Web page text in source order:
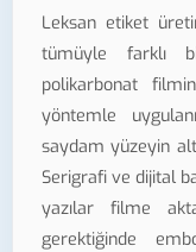
Leksan etiket
tümüyle farklı
polikarbonat
yöntemle
saydam yüzeyin
Serigrafi ve dijital
yazılar filme
gerektiğinde